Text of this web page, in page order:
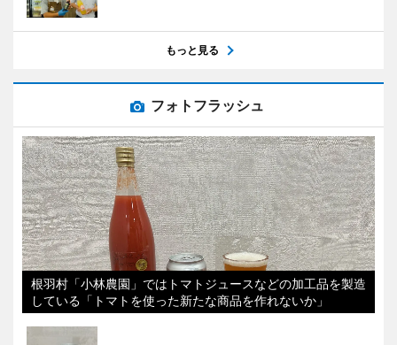
もっと見る
フォトフラッシュ
根羽村「小林農園」ではトマトジュースなどの加工品を製造
している「トマトを使った新たな商品を作れないか」